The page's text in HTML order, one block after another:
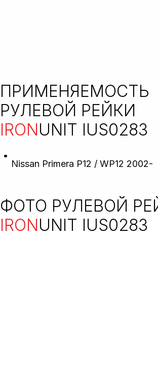
ПРИМЕНЯЕМОСТЬ
РУЛЕВОЙ РЕЙКИ
IRONUNIT IUS0283
Nissan Primera P12 / WP12 2002-
ФОТО РУЛЕВОЙ
IRONUNIT IUS0283